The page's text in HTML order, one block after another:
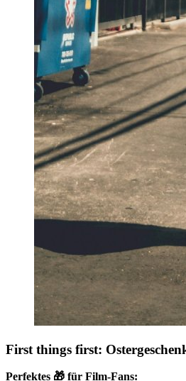
First things first:
Perfektes 🎁 für Film-Fans: